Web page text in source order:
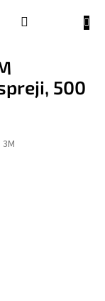
500
3M